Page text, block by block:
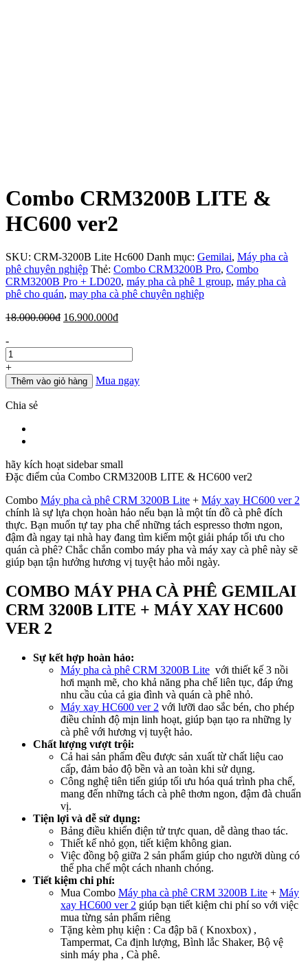
Combo CRM3200B LITE &
HC600 ver2
SKU: CRM-3200B Lite Hc600 Danh mục: Gemilai, Máy pha cà
phê chuyên nghiệp Thẻ: Combo CRM3200B Pro, Combo
CRM3200B Pro + LD020, máy pha cà phê 1 group, máy pha cà
phê cho quán, may pha cà phê chuyên nghiệp
18.000.000đ Giá
16.900.000đGiá
Số
lượng
-
+
Thêm vào giỏ hàng Mua ngay
Chia sẻ
hãy kích hoạt sidebar small
Đặc điểm của Combo CRM3200B LITE & HC600 ver2
Combo Máy pha cà phê CRM 3200B Lite + Máy xay HC600 ver 2
chính là sự lựa chọn hoàn hảo nếu bạn là một tín đồ cà phê đích
thực. Bạn muốn tự tay pha chế những tách espresso thơm ngon,
đậm đà ngay tại nhà hay đang tìm kiếm một giải pháp tối ưu cho
quán cà phê? Chắc chắn combo máy pha và máy xay cà phê này sẽ
giúp bạn tận hưởng hương vị tuyệt hảo mỗi ngày.
COMBO MÁY PHA CÀ PHÊ GEMILAI
CRM 3200B LITE + MÁY XAY HC600
VER 2
Sự kết hợp hoàn hảo:
Máy pha cà phê CRM 3200B Lite với thiết kế 3 nồi
hơi mạnh mẽ, cho khả năng pha chế liên tục, đáp ứng
nhu cầu của cả gia đình và quán cà phê nhỏ.
Máy xay HC600 ver 2 với lưỡi dao sắc bén, cho phép
điều chỉnh độ mịn linh hoạt, giúp bạn tạo ra những ly
cà phê với hương vị tuyệt hảo.
Chất lượng vượt trội:
Cả hai sản phẩm đều được sản xuất từ chất liệu cao
cấp, đảm bảo độ bền và an toàn khi sử dụng.
Công nghệ tiên tiến giúp tối ưu hóa quá trình pha chế,
mang đến những tách cà phê thơm ngon, đậm đà chuẩn
vị.
Tiện lợi và dễ sử dụng:
Bảng điều khiển điện tử trực quan, dễ dàng thao tác.
Thiết kế nhỏ gọn, tiết kiệm không gian.
Việc đồng bộ giữa 2 sản phẩm giúp cho người dùng có
thể pha chế một cách nhanh chóng.
Tiết kiệm chi phí:
Mua Combo Máy pha cà phê CRM 3200B Lite + Máy
xay HC600 ver 2 giúp bạn tiết kiệm chi phí so với việc
mua từng sản phẩm riêng
Tặng kèm phụ kiện : Ca đập bã ( Knoxbox) ,
Tampermat, Ca định lượng, Bình lắc Shaker, Bộ vệ
sinh máy pha , Cà phê.